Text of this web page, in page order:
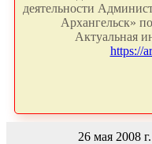
деятельности
Архангельск»
Актуальная
https://
26 мая 2008